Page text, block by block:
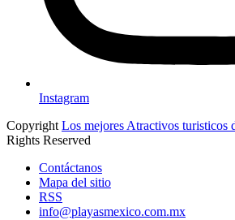
Instagram
Copyright Los mejores Atractivos turisticos
Rights Reserved
Contáctanos
Mapa del sitio
RSS
info@playasmexico.com.mx